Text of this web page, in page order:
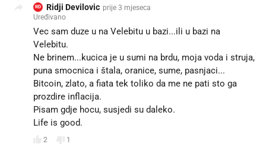
RD Ridji Devilovic prije 3 mjeseca
Uređivano
Vec sam duze u na Velebitu u bazi...ili u bazi na
Velebitu.
Ne brinem...kucica je u sumi na brdu, moja voda i struja,
puna smocnica i štala, oranice, sume, pasnjaci...
Bitcoin, zlato, a fiata tek toliko da me ne pati sto ga
prozdire inflacija.
Pisam gdje hocu, susjedi su daleko.
Life is good.
2
1